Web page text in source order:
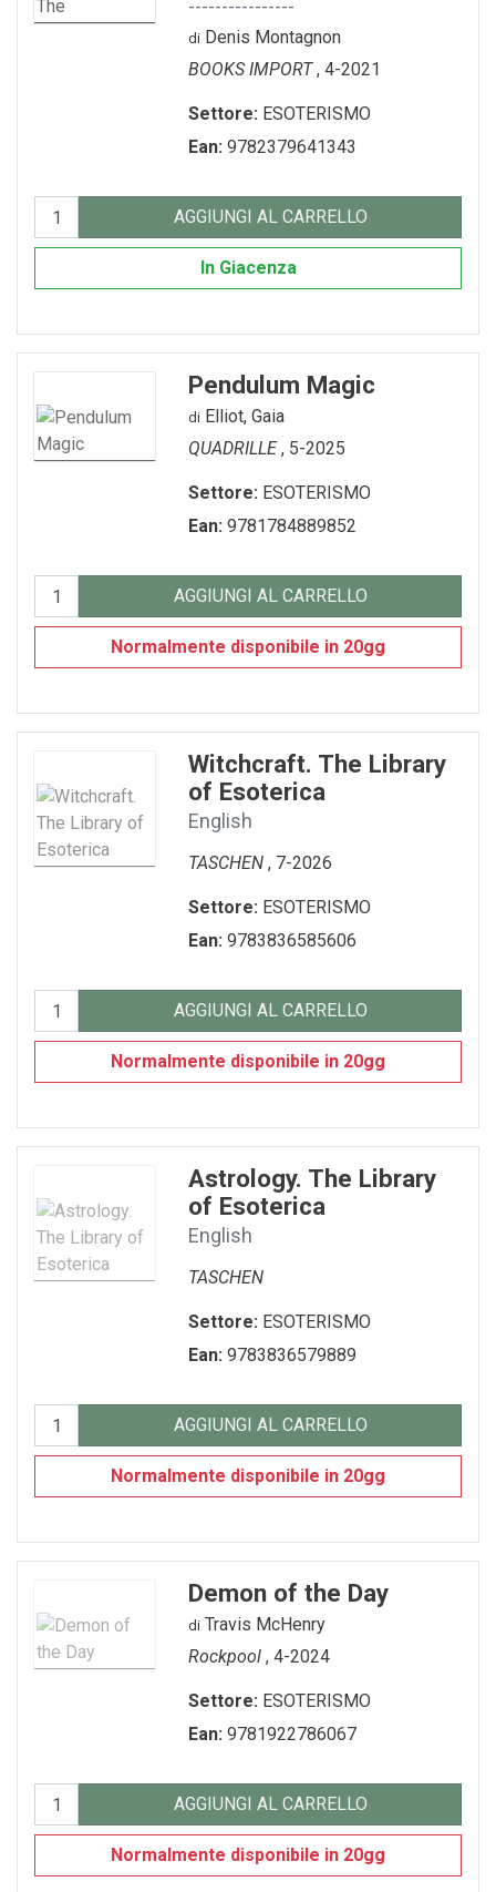
----------------
di Denis Montagnon
BOOKS IMPORT, 4-2021
Settore: ESOTERISMO
Ean: 9782379641343
AGGIUNGI AL CARRELLO
In Giacenza
Pendulum Magic
di Elliot, Gaia
QUADRILLE, 5-2025
Settore: ESOTERISMO
Ean: 9781784889852
AGGIUNGI AL CARRELLO
Normalmente disponibile in 20gg
Witchcraft. The Library
of Esoterica
English
TASCHEN , 7-2026
Settore: ESOTERISMO
Ean: 9783836585606
AGGIUNGI AL CARRELLO
Normalmente disponibile in 20gg
Astrology. The Library
of Esoterica
English
TASCHEN
Settore: ESOTERISMO
Ean: 9783836579889
AGGIUNGI AL CARRELLO
Normalmente disponibile in 20gg
Demon of the Day
di Travis McHenry
Rockpool , 4-2024
Settore: ESOTERISMO
Ean: 9781922786067
AGGIUNGI AL CARRELLO
Normalmente disponibile in 20gg